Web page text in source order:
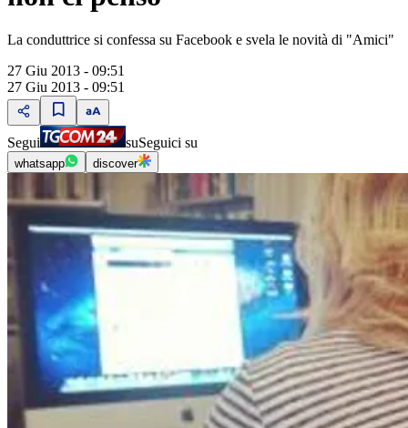
La conduttrice si confessa su Facebook e svela le novità di "Amici"
27 Giu 2013 - 09:51
27 Giu 2013 - 09:51
Segui suSeguici su
whatsapp discover